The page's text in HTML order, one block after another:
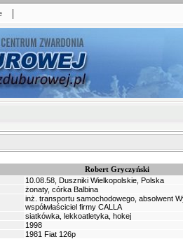
|
Robert Gryczyński
10.08.58, Duszniki Wielkopolskie, Polska
żonaty, córka Balbina
inż. transportu samochodowego, absolwent
współwłaściciel firmy CALLA
siatkówka, lekkoatletyka, hokej
1998
1981 Fiat 126p